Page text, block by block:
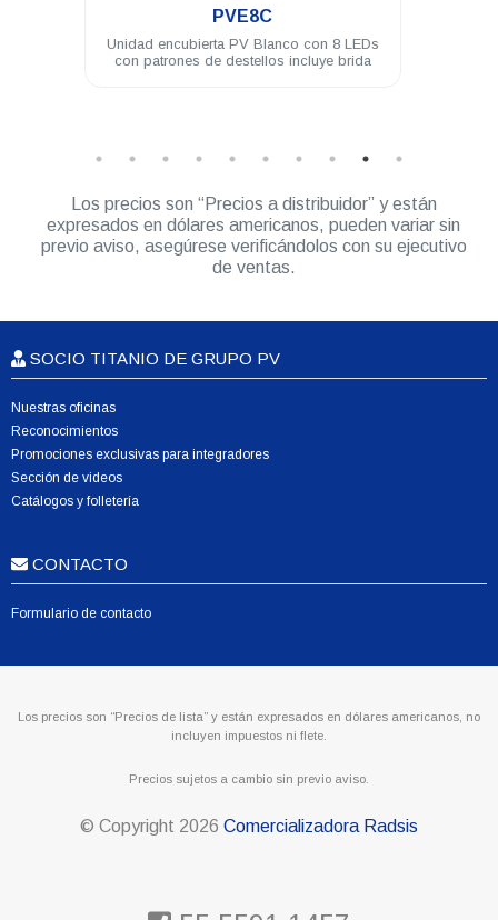
PVL4A
Modulo PV ASSAULT 4 LED 3W difusor
180° ámbar
Los precios son “Precios a distribuidor” y están
expresados en dólares americanos, pueden variar sin
previo aviso, asegúrese verificándolos con su ejecutivo
de ventas.
SOCIO TITANIO DE GRUPO PV
Nuestras oficinas
Reconocimientos
Promociones exclusivas para integradores
Sección de videos
Catálogos y folletería
CONTACTO
Formulario de contacto
Los precios son “Precios de lista” y están expresados en dólares americanos, no
incluyen impuestos ni flete.
Precios sujetos a cambio sin previo aviso.
© Copyright 2026 Comercializadora Radsis